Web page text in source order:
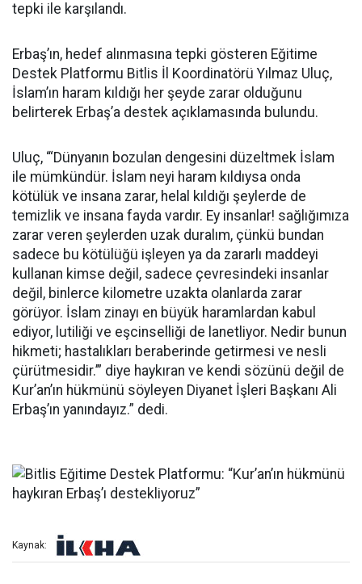
tepki ile karşılandı.
Erbaş’ın, hedef alınmasına tepki gösteren Eğitime
Destek Platformu Bitlis İl Koordinatörü Yılmaz Uluç,
İslam’ın haram kıldığı her şeyde zarar olduğunu
belirterek Erbaş’a destek açıklamasında bulundu.
Uluç, “‘Dünyanın bozulan dengesini düzeltmek İslam
ile mümkündür. İslam neyi haram kıldıysa onda
kötülük ve insana zarar, helal kıldığı şeylerde de
temizlik ve insana fayda vardır. Ey insanlar! sağlığımıza
zarar veren şeylerden uzak duralım, çünkü bundan
sadece bu kötülüğü işleyen ya da zararlı maddeyi
kullanan kimse değil, sadece çevresindeki insanlar
değil, binlerce kilometre uzakta olanlarda zarar
görüyor. İslam zinayı en büyük haramlardan kabul
ediyor, lutiliği ve eşcinselliği de lanetliyor. Nedir bunun
hikmeti; hastalıkları beraberinde getirmesi ve nesli
çürütmesidir.’” diye haykıran ve kendi sözünü değil de
Kur’an’ın hükmünü söyleyen Diyanet İşleri Başkanı Ali
Erbaş’ın yanındayız.” dedi.
Kaynak: